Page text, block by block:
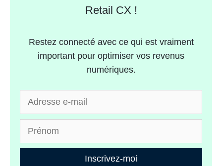
Retail CX !
Restez connecté avec ce qui est vraiment
important pour optimiser vos revenus
numériques.
Inscrivez-moi